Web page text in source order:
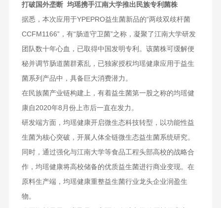
打破国外垄断 均瑶携手江南大学推出民族专利菌株
据悉，本次应用于YPEPRO益生菌新品的“两歧双歧杆菌
CCFM1166”，有“肠道守卫菌”之称，凝聚了江南大学研发
团队数十年心血，已取得中国发明专利。该菌株可缓解便
秘并调节肠道菌群紊乱，已独家授权均瑶健康应用于益生
菌系列产品中，具备巨大消费潜力。
在民族菌产业链构建上，有着益生菌第一股之称的均瑶健
康自2020年8月份上市后一直在发力。
研发端方面，均瑶健康开启微生态科技转型，以功能性益
生菌为核心突破，开展人体全链微生态益生菌系统研究。
同时，通过强化与江南大学等食品工程头部高校的战略合
作，均瑶健康将高校储备的优质益生菌进行商业变现。在
原料生产端，均瑶健康重整益生菌行业龙头企业润盈生
物。